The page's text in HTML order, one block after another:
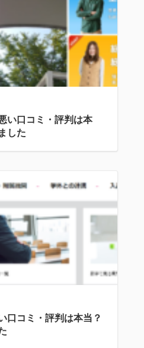
い口コミ・評判は本
した
口コミ・評判は本当？